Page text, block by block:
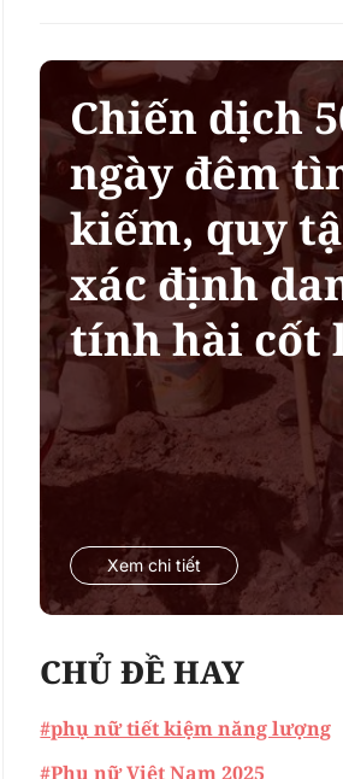
Chiến dịch
ngày đêm
kiếm, quy
xác định
tính hài cốt
Xem chi tiết
CHỦ ĐỀ HAY
#phụ nữ tiết kiệm năng lượng
#Phụ nữ Việt Nam 2025